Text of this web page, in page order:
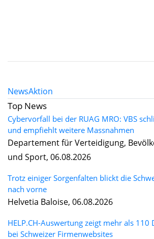
NewsAktion
Top News
Cybervorfall bei der RUAG MRO: VBS
und empfiehlt weitere Massnahmen
Departement für Verteidigung,
und Sport, 06.08.2026
Trotz einiger Sorgenfalten blickt die
nach vorne
Helvetia Baloise, 06.08.2026
HELP.CH-Auswertung zeigt mehr als 110
bei Schweizer Firmenwebsites